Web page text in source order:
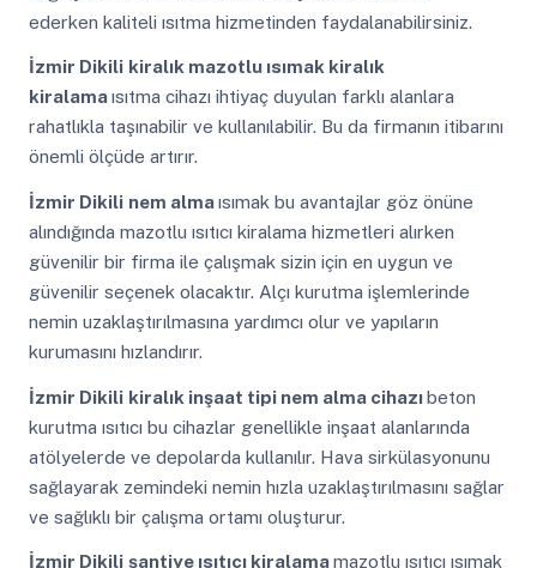
ederken kaliteli ısıtma hizmetinden faydalanabilirsiniz.
İzmir Dikili kiralık mazotlu ısımak kiralık
kiralamaısıtma cihazı ihtiyaç duyulan farklı alanlara
rahatlıkla taşınabilir ve kullanılabilir. Bu da firmanın itibarını
önemli ölçüde artırır.
İzmir Dikili nem almaısımak bu avantajlar göz önüne
alındığında mazotlu ısıtıcı kiralama hizmetleri alırken
güvenilir bir firma ile çalışmak sizin için en uygun ve
güvenilir seçenek olacaktır. Alçı kurutma işlemlerinde
nemin uzaklaştırılmasına yardımcı olur ve yapıların
kurumasını hızlandırır.
İzmir Dikili kiralık inşaat tipi nem alma cihazıbeton
kurutma ısıtıcı bu cihazlar genellikle inşaat alanlarında
atölyelerde ve depolarda kullanılır. Hava sirkülasyonunu
sağlayarak zemindeki nemin hızla uzaklaştırılmasını sağlar
ve sağlıklı bir çalışma ortamı oluşturur.
İzmir Dikili şantiye ısıtıcı kiralamamazotlu ısıtıcı ısımak